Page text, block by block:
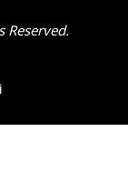
Reserved.